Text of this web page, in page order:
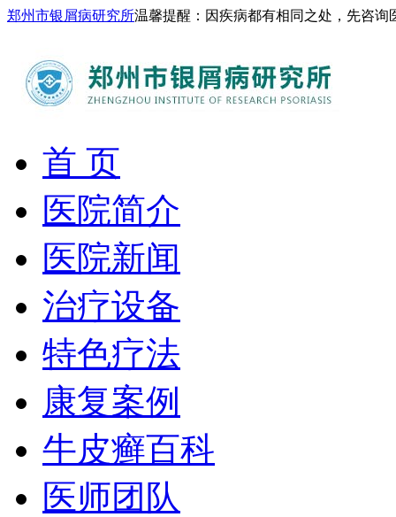
郑州市银屑病研究所温馨提醒：因疾病都有相同之处，先咨
首 页
医院简介
医院新闻
治疗设备
特色疗法
康复案例
牛皮癣百科
医师团队